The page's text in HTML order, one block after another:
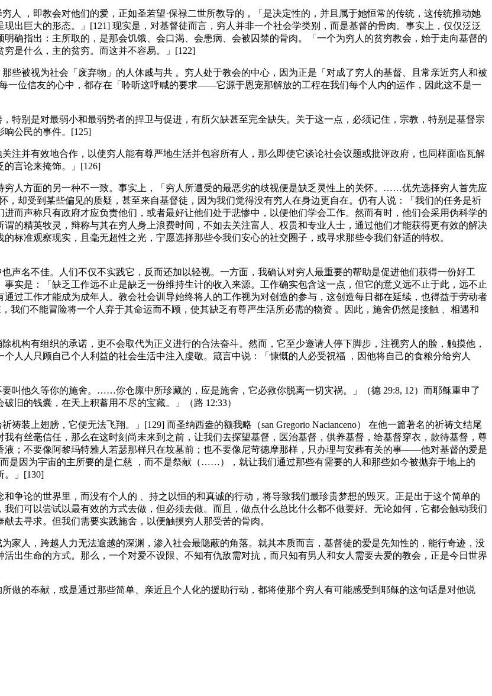
人 ，即教会对他们的爱，正如圣若望·保禄二世所教导的，「是决定性的，并且属于她恒常的传统，这传统推动她
巨大的形态。」[121] 现实是，对基督徒而言，穷人并非一个社会学类别，而是基督的骨肉。事实上，仅仅泛泛
确指出：主所取的，是那会饥饿、会口渴、会患病、会被囚禁的骨肉。「一个为穷人的贫穷教会，始于走向基督的
是什么，主的贫穷。而这并不容易。」[122]
些被视为社会「废弃物」的人休戚与共 。穷人处于教会的中心，因为正是「对成了穷人的基督、且常亲近穷人和被
一位信友的心中，都存在「聆听这呼喊的要求——它源于恩宠那解放的工程在我们每个人内的运作，因此这不是一
特别是对最弱小和最弱势者的捍卫与促进，有所欠缺甚至完全缺失。关于这一点，必须记住，宗教，特别是基督宗
响公民的事件。[125]
注并有效地合作，以使穷人能有尊严地生活并包容所有人，那么即使它谈论社会议题或批评政府，也同样面临瓦解
的言论来掩饰。」[126]
穷人方面的另一种不一致。事实上，「穷人所遭受的最恶劣的歧视便是缺乏灵性上的关怀。……优先选择穷人首先应
却受到某些偏见的质疑，甚至来自基督徒，因为我们觉得没有穷人在身边更自在。仍有人说：「我们的任务是祈
而声称只有政府才应负责他们，或者最好让他们处于悲惨中，以便他们学会工作。然而有时，他们会采用伪科学的
的精英牧灵，辩称与其在穷人身上浪费时间，不如去关注富人、权贵和专业人士，通过他们才能获得更有效的解决
标准观察现实，且毫无超性之光，宁愿选择那些令我们安心的社交圈子，或寻求那些令我们舒适的特权。
名不佳。人们不仅不实践它，反而还加以轻视。一方面，我确认对穷人最重要的帮助是促进他们获得一份好工
实是：「缺乏工作远不止是缺乏一份维持生计的收入来源。工作确实包含这一点，但它的意义远不止于此，远不止
过工作才能成为成年人。教会社会训导始终将人的工作视为对创造的参与，这创造每日都在延续，也得益于劳动者
我们不能冒险将一个人弃于其命运而不顾，使其缺乏有尊严生活所必需的物资 。因此，施舍仍然是接触 、相遇和
机构有组织的承诺，更不会取代为正义进行的合法奋斗。然而，它至少邀请人停下脚步，注视穷人的脸，触摸他，
人人只顾自己个人利益的社会生活中注入虔敬。箴言中说：「慷慨的人必受祝福 ，因他将自己的食粮分给穷人
叫他久等你的施舍。……你仓廪中所珍藏的，应是施舍，它必救你脱离一切灾祸。」（德 29:8, 12）而耶稣重申了
旧的钱囊，在天上积蓄用不尽的宝藏。」（路 12:33）
装上翅膀，它便无法飞翔。」[129] 而圣纳西盎的额我略（san Gregorio Nacianceno） 在他一篇著名的祈祷文结尾
有丝毫信任，那么在这时刻尚未来到之前，让我们去探望基督，医治基督，供养基督，给基督穿衣，款待基督，尊
；不要像阿黎玛特雅人若瑟那样只在坟墓前；也不要像尼苛德摩那样，只办理与安葬有关的事——他对基督的爱是
是因为宇宙的主所要的是仁慈 ，而不是祭献（……），就让我们通过那些有需要的人和那些如今被抛弃于地上的
。」[130]
争论的世界里，而没有个人的 、持之以恒的和真诚的行动，将导致我们最珍贵梦想的毁灭。正是出于这个简单的
们可以尝试以最有效的方式去做，但必须去做。而且，做点什么总比什么都不做要好。无论如何，它都会触动我们
去寻求。但我们需要实践施舍，以便触摸穷人那受苦的骨肉。
家人，跨越人力无法逾越的深渊，渗入社会最隐蔽的角落。就其本质而言，基督徒的爱是先知性的，能行奇迹，没
出生命的方式。那么，一个对爱不设限、不知有仇敌需对抗，而只知有男人和女人需要去爱的教会，正是今日世界
做的奉献，或是通过那些简单、亲近且个人化的援助行动，都将使那个穷人有可能感受到耶稣的这句话是对他说